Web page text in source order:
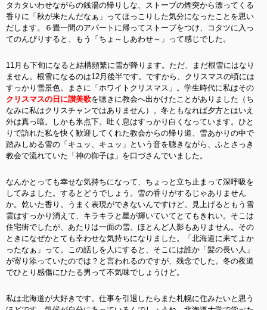
タカタいわせながらの銭湯の帰りしな、ストーブの煙突から漂ってくる
香りに「秋が来たんだなぁ」ってほっこりした気分になったことを思い
だします。６畳一間のアパートに帰ってストーブをつけ、コタツに入っ
てのんびりすると、もう「ちょ～しあわせ～」って感じでした。
11月も下旬になると結構頻繁に雪が降ります。ただ、まだ根雪にはなり
ません。根雪になるのは12月後半です。ですから、クリスマスの頃には
すっかり雪景色。まさに「ホワイトクリスマス」。学生時代に私はその
クリスマスの日に讃美歌を聴きに教会へ出かけたことがありました（ち
なみに私はクリスチャンではありません）。冬ともなれば夕方とはいえ
外は真っ暗。しかも氷点下。吐く息はすっかり白くなっています。ひと
りで訪れた私を快く歓迎してくれた教会からの帰り道、雪あかりの中で
踏みしめる雪の「キュッ、キュッ」という音を聴きながら、ふとさっき
教会で流れていた「神の御子は」を口づさんでいました。
なんかとっても幸せな気持ちになって、ちょっと立ち止まって深呼吸を
してみました。するとどうでしょう。雪の香りがするじゃありません
か。乾いた香り。うまく表現ができないんですけど。見上げるともう雪
雲はすっかり消えて、キラキラと星が輝いていてとてもきれい。そこは
住宅街でしたが、あたりは一面の雪。ほとんど人影もありません。その
ときになぜかとても幸わせな気持ちになりました。「北海道に来てよか
ったなぁ」って。この話しを人にすると、そこには誰か「髪の長い人」
が寄り添っていたのでは？と言われるのですが、残念でした。冬の夜道
でひとり感傷にひたる男って不気味でしょうけど。
私は北海道が大好きです。仕事を引退したらまた札幌に住みたいと思う